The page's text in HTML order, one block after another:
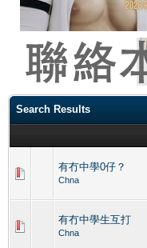
Search Results
有冇中學0仔？
Chna
有冇中學生互打
Chna